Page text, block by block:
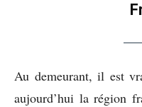
Au demeurant, il est
aujourd’hui la région